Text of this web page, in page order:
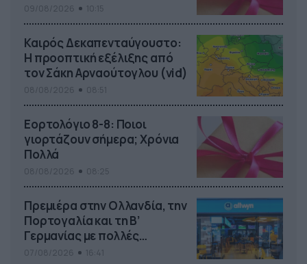
Καιρός Δεκαπενταύγουστο:
Η προοπτική εξέλιξης από
τον Σάκη Αρναούτογλου (vid)
Εορτολόγιο 8-8: Ποιοι
γιορτάζουν σήμερα; Χρόνια
Πολλά
Πρεμιέρα στην Ολλανδία, την
Πορτογαλία και τη Β’
Γερμανίας με πολλές
στοιχηματικές επιλογές από